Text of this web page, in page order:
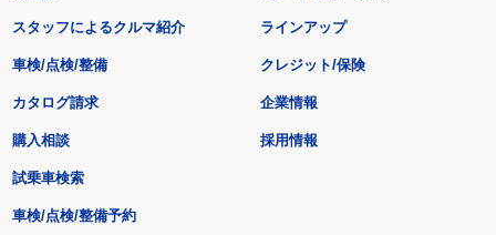
スタッフによるクルマ紹介 ラインアップ
車検/点検/整備 クレジット/保険
カタログ請求
購入相談
試乗車検索
車検/点検/整備予約
企業情報
採用情報